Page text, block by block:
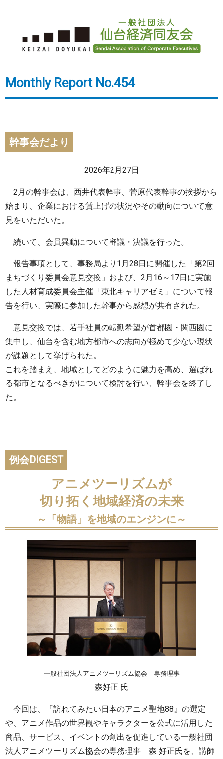
Monthly Report No.454
幹事会だより
2026年2月27日
2月の幹事会は、西井代表幹事、菅原代表幹事の挨拶から
始まり、企業における賃上げの状況やその動向について意
見をいただいた。
続いて、会員異動について審議・決議を行った。
報告事項として、事務局より1月28日に開催した「第2回
まちづくり委員会意見交換」および、2月16～17日に実施
した人材育成委員会主催「東北キャリアゼミ」について報
告を行い、実際に参加した幹事から感想が共有された。
意見交換では、若手社員の転勤希望が首都圏・関西圏に
集中し、仙台を含む地方都市への志向が極めて少ない現状
が課題として挙げられた。
これを踏まえ、地域としてどのように魅力を高め、選ばれ
る都市となるべきかについて検討を行い、幹事会を終了し
た。
例会DIGEST
アニメツーリズムが
切り拓く地域経済の未来
～「物語」を地域のエンジンに～
一般社団法人アニメツーリズム協会 専務理事
森好正 氏
今回は、『訪れてみたい日本のアニメ聖地88』の選定
や、アニメ作品の世界観やキャラクターを公式に活用した
商品、サービス、イベントの創出を促進している一般社団
法人アニメツーリズム協会の専務理事 森 好正氏を、講師